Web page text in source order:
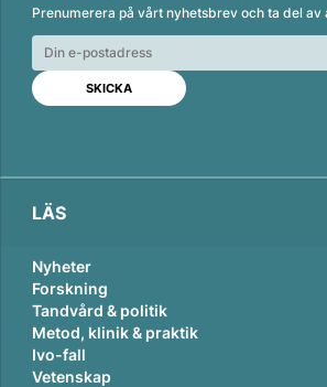
k
e
d
n
e
b
o
o
k
i
l
Prenumerera på vårt nyhetsbrev och ta del
LÄS
Nyheter
Forskning
Tandvård & politik
Metod, klinik & praktik
Ivo-fall
Vetenskap